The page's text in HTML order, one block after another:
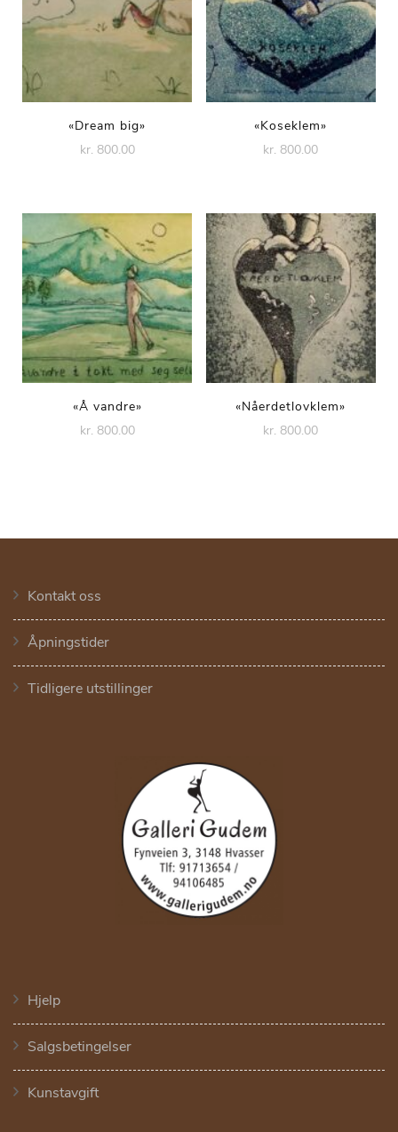
«Dream big»
kr. 800.00
«Koseklem»
kr. 800.00
«Å vandre»
kr. 800.00
«Nåerdetlovklem»
kr. 800.00
Kontakt oss
Åpningstider
Tidligere utstillinger
Hjelp
Salgsbetingelser
Kunstavgift